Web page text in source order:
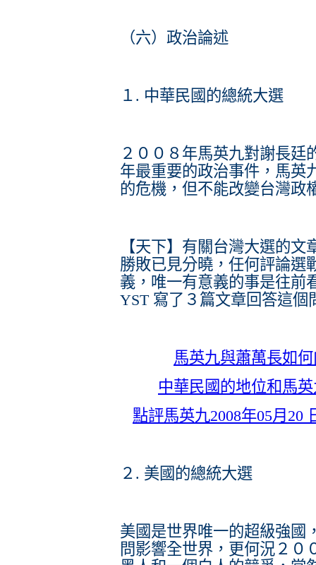
（六）政治論述
１. 中華民國的總統大選
２００８年馬英九對謝長廷
年最重要的政治事件，馬英
的危機，但不能改變台灣政
【天下】有關台灣大選的
勝敗已見分曉，任何評論選
義，唯一有意義的事是往前
YST 寫了３篇文章回答這個
馬英九與蕭萬長如
中華民國的地位和馬
點評馬英九2008年05月20
２. 美國的總統大選
美國是世界唯一的超級強國
問影響全世界，更何況２０